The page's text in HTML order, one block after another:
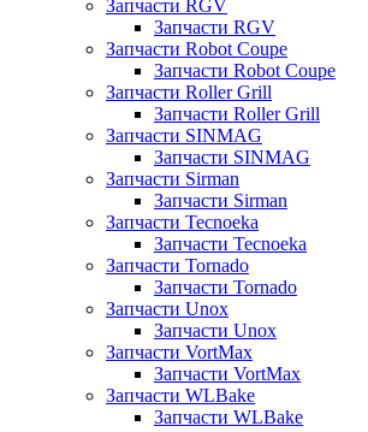
Запчасти RGV
Запчасти RGV
Запчасти Robot Coupe
Запчасти Robot Coupe
Запчасти Roller Grill
Запчасти Roller Grill
Запчасти SINMAG
Запчасти SINMAG
Запчасти Sirman
Запчасти Sirman
Запчасти Tecnoeka
Запчасти Tecnoeka
Запчасти Tornado
Запчасти Tornado
Запчасти Unox
Запчасти Unox
Запчасти VortMax
Запчасти VortMax
Запчасти WLBake
Запчасти WLBake